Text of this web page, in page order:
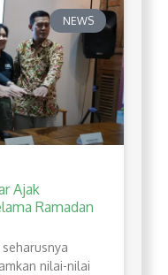
NEWS
Ajak
Ramadan
nilai-nilai